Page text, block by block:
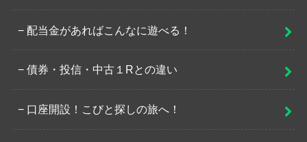
配当金があればこんなに遊べる！
債券・投信・中古１Rとの違い
口座開設！こびと探しの旅へ！